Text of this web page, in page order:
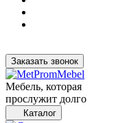
Заказать звонок
Мебель, которая
прослужит долго
Каталог